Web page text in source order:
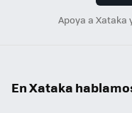
Apoya a
En Xataka